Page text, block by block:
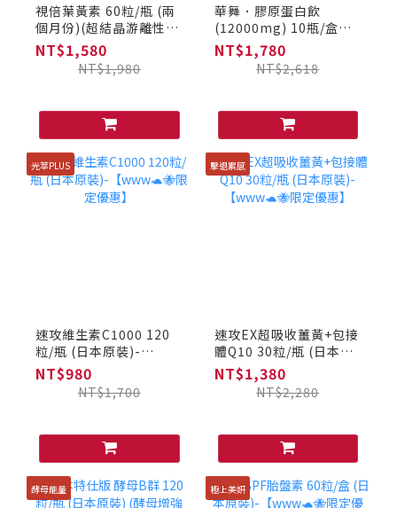
視倍葉黃素 60粒/瓶 (兩
個月份)(超結晶游離性4
倍吸收) (日本原裝)-
【www🐢🐝限定優惠】
NT$1,580
NT$1,980
華舞．膠原蛋白飲
(12000mg) 10瓶/盒，
[加贈] 華舞膠原蛋白飲
(12000mg)*1瓶【www
🐢🐝限定優惠】
NT$1,780
NT$2,618
光萃PLUS
速攻維生素C1000 120
粒/瓶 (日本原裝)-
【www🐢🐝限定優惠】
NT$980
NT$1,700
擊退累感
速攻EX超吸收薑黃+包接
體Q10 30粒/瓶 (日本原
裝)-【www🐢🐝限定優
惠】
NT$1,380
NT$2,280
酵母能量 極上美妍